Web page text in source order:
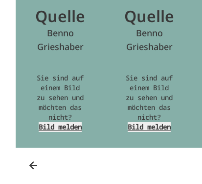
Quelle
Benno
Grieshaber
Sie sind auf
einem Bild
zu sehen und
möchten das
nicht?
Bild melden
Quelle
Benno
Grieshaber
Sie sind auf
einem Bild
zu sehen und
möchten das
nicht?
Bild melden